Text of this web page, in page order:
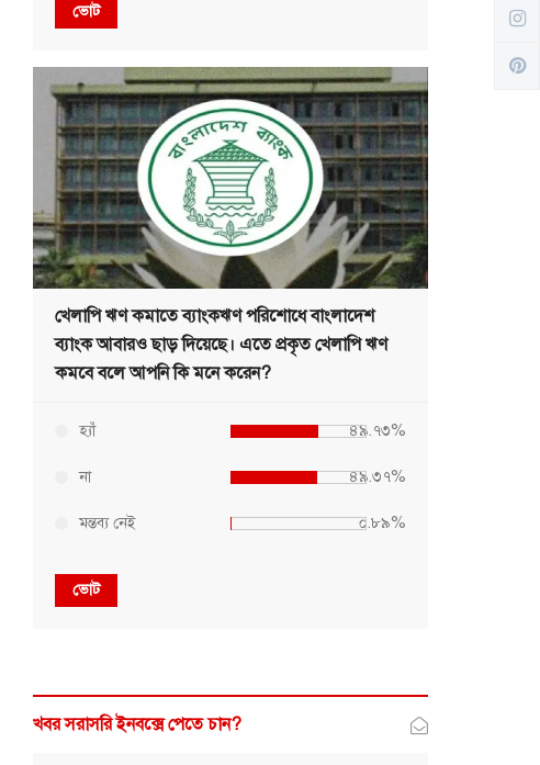
ভোট
খেলাপি ঋণ কমাতে ব্যাংকঋণ পরিশোধে বাংলাদেশ
ব্যাংক আবারও ছাড় দিয়েছে। এতে প্রকৃত খেলাপি ঋণ
কমবে বলে আপনি কি মনে করেন?
হ্যাঁ ৪৯.৭৩%
না ৪৯.৩৭%
মন্তব্য নেই ০.৮৯%
ভোট
খবর সরাসরি ইনবক্সে পেতে চান?